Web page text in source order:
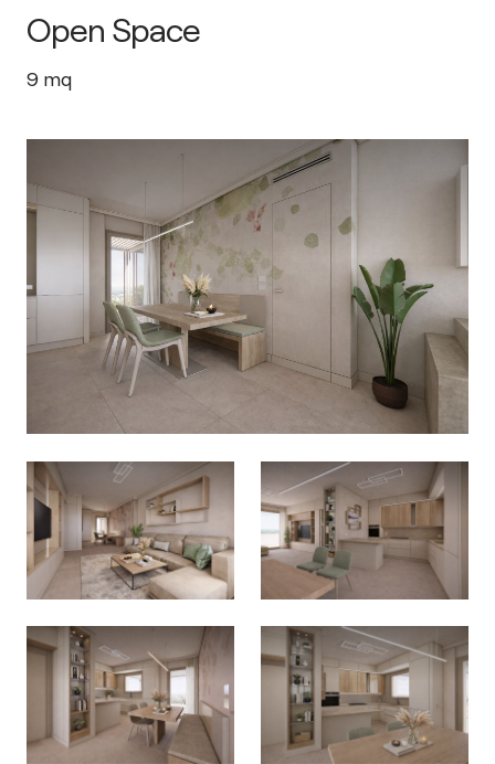
Open Space
9 mq